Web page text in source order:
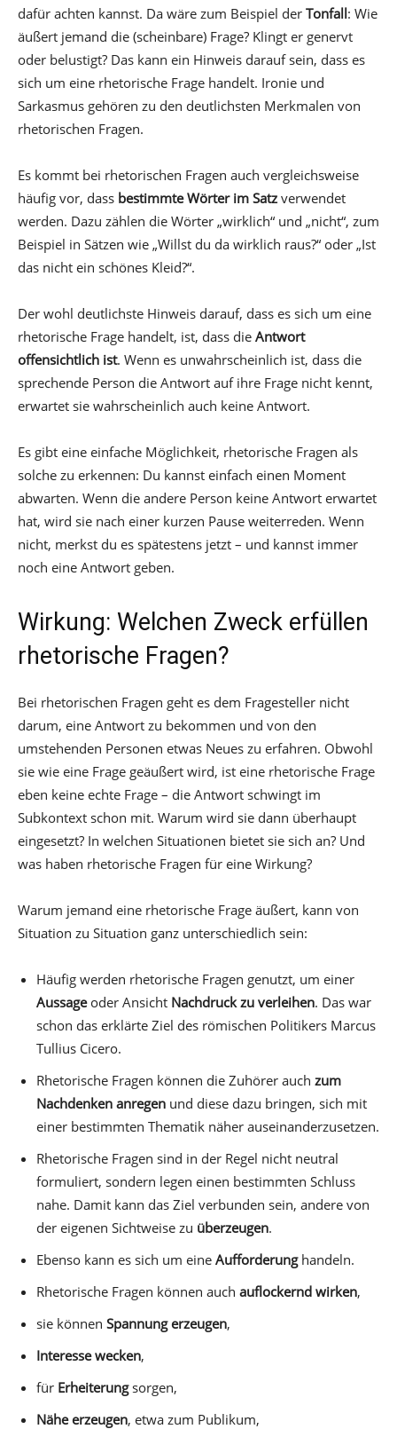
dafür achten kannst. Da wäre zum Beispiel der Tonfall: Wie
äußert jemand die (scheinbare) Frage? Klingt er genervt
oder belustigt? Das kann ein Hinweis darauf sein, dass es
sich um eine rhetorische Frage handelt. Ironie und
Sarkasmus gehören zu den deutlichsten Merkmalen von
rhetorischen Fragen.
Es kommt bei rhetorischen Fragen auch vergleichsweise
häufig vor, dass bestimmte Wörter im Satz verwendet
werden. Dazu zählen die Wörter „wirklich“ und „nicht“, zum
Beispiel in Sätzen wie „Willst du da wirklich raus?“ oder „Ist
das nicht ein schönes Kleid?“.
Der wohl deutlichste Hinweis darauf, dass es sich um eine
rhetorische Frage handelt, ist, dass die Antwort
offensichtlich ist. Wenn es unwahrscheinlich ist, dass die
sprechende Person die Antwort auf ihre Frage nicht kennt,
erwartet sie wahrscheinlich auch keine Antwort.
Es gibt eine einfache Möglichkeit, rhetorische Fragen als
solche zu erkennen: Du kannst einfach einen Moment
abwarten. Wenn die andere Person keine Antwort erwartet
hat, wird sie nach einer kurzen Pause weiterreden. Wenn
nicht, merkst du es spätestens jetzt – und kannst immer
noch eine Antwort geben.
Wirkung: Welchen Zweck erfüllen
rhetorische Fragen?
Bei rhetorischen Fragen geht es dem Fragesteller nicht
darum, eine Antwort zu bekommen und von den
umstehenden Personen etwas Neues zu erfahren. Obwohl
sie wie eine Frage geäußert wird, ist eine rhetorische Frage
eben keine echte Frage – die Antwort schwingt im
Subkontext schon mit. Warum wird sie dann überhaupt
eingesetzt? In welchen Situationen bietet sie sich an? Und
was haben rhetorische Fragen für eine Wirkung?
Warum jemand eine rhetorische Frage äußert, kann von
Situation zu Situation ganz unterschiedlich sein:
Häufig werden rhetorische Fragen genutzt, um einer
Aussageoder Ansicht Nachdruck zu verleihen. Das war
schon das erklärte Ziel des römischen Politikers Marcus
Tullius Cicero.
Rhetorische Fragen können die Zuhörer auch zum
Nachdenken anregen und diese dazu bringen, sich mit
einer bestimmten Thematik näher auseinanderzusetzen.
Rhetorische Fragen sind in der Regel nicht neutral
formuliert, sondern legen einen bestimmten Schluss
nahe. Damit kann das Ziel verbunden sein, andere von
der eigenen Sichtweise zu überzeugen.
Ebenso kann es sich um eine Aufforderunghandeln.
Rhetorische Fragen können auch auflockernd wirken,
sie können Spannung erzeugen,
Interesse wecken,
für Erheiterung sorgen,
Nähe erzeugen, etwa zum Publikum,